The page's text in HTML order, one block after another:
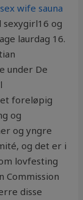
wife sauna
og
laurdag 16.
under De
foreløpig
og
og yngre
og det er i
lovfesting
Commission
disse